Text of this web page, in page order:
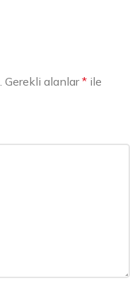
Gerekli alanlar* ile